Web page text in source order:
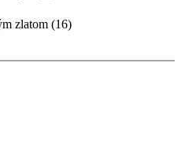
zlatom (16)